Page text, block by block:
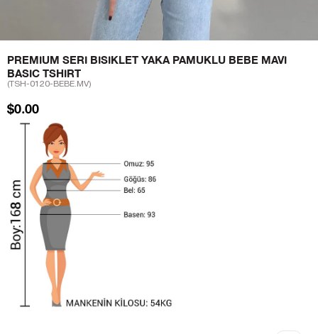
PREMIUM SERI BISIKLET YAKA PAMUKLU BEBE MAVI
BASIC TSHIRT
(TSH-0120-BEBE.MV)
$0.00